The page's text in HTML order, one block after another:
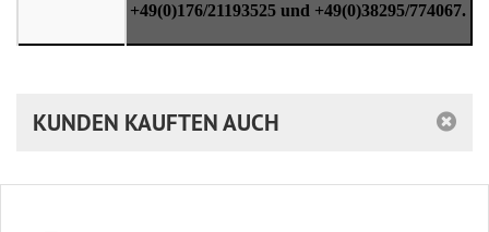
+49(0)176/21193525 und +49(0)38295/774067.
KUNDEN KAUFTEN AUCH